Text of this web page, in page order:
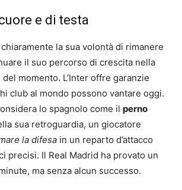
e di testa
la sua volontà di rimanere
il suo percorso di crescita nella
momento. L’Inter offre garanzie
club al mondo possono vantare oggi.
lo spagnolo come il perno
sua retroguardia, un giocatore
la difesa in un reparto d’attacco
precisi. Il Real Madrid ha provato un
ma senza alcun successo.